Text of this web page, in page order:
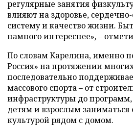
регулярные занятия
влияют на здоровье,
систему и качество жизни.
намного интереснее», –
По словам Карелина, именно
Россия» на протяжении
последовательно
массового спорта – от
инфраструктуры до
детям и взрослым
культурой рядом с домом.